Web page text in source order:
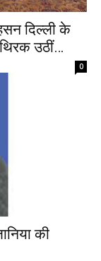
दिल्ली के
उठीं…
0
की